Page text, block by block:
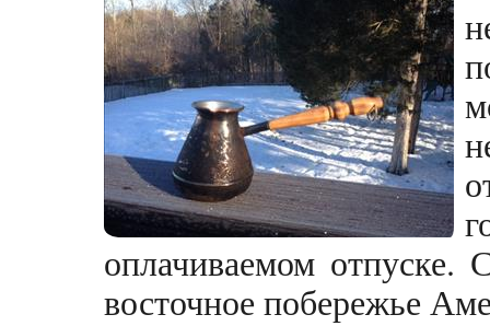
оплачиваемом
восточное побережье